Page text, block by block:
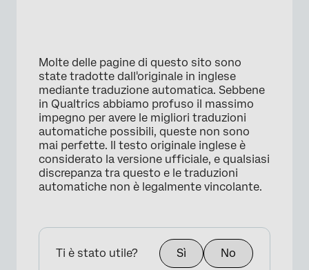
Molte delle pagine di questo sito sono
state tradotte dall'originale in inglese
mediante traduzione automatica. Sebbene
in Qualtrics abbiamo profuso il massimo
impegno per avere le migliori traduzioni
automatiche possibili, queste non sono
mai perfette. Il testo originale inglese è
considerato la versione ufficiale, e qualsiasi
discrepanza tra questo e le traduzioni
automatiche non è legalmente vincolante.
Ti è stato utile? Sì No